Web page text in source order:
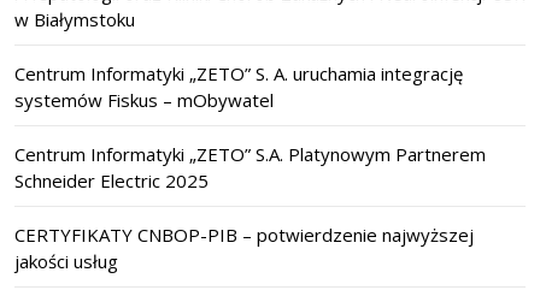
w Białymstoku
Centrum Informatyki „ZETO” S. A. uruchamia integrację
systemów Fiskus – mObywatel
Centrum Informatyki „ZETO” S.A. Platynowym Partnerem
Schneider Electric 2025
CERTYFIKATY CNBOP-PIB – potwierdzenie najwyższej
jakości usług